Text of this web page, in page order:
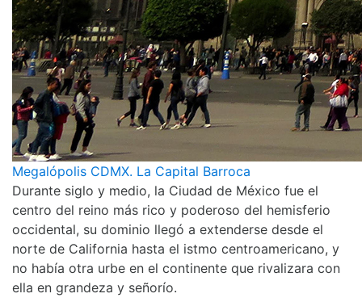
Megalópolis CDMX. La Capital Barroca
Durante siglo y medio, la Ciudad de México fue el
centro del reino más rico y poderoso del hemisferio
occidental, su dominio llegó a extenderse desde el
norte de California hasta el istmo centroamericano, y
no había otra urbe en el continente que rivalizara con
ella en grandeza y señorío.